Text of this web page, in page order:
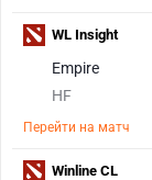
Empire
HF
Перейти на матч
WL Insight
Winline CL